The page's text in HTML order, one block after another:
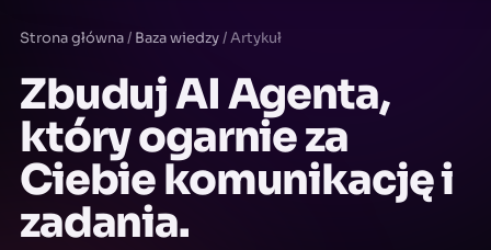
Strona główna/ Baza wiedzy/Artykuł
Zbuduj AI Agenta,
który ogarnie za
Ciebie komunikację i
zadania.